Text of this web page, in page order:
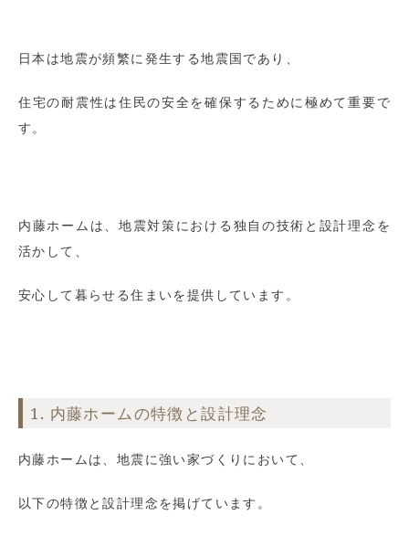
日本は地震が頻繁に発生する地震国であり、
住宅の耐震性は住民の安全を確保するために極めて重要で
す。
内藤ホームは、地震対策における独自の技術と設計理念を
活かして、
安心して暮らせる住まいを提供しています。
1. 内藤ホームの特徴と設計理念
内藤ホームは、地震に強い家づくりにおいて、
以下の特徴と設計理念を掲げています。